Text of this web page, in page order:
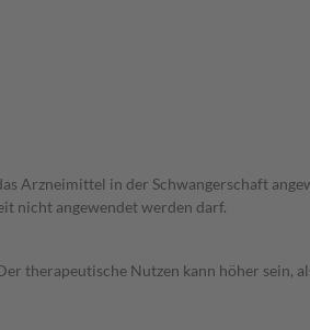
Arzneimittel in der Schwangerschaft
nicht angewendet werden darf.
therapeutische Nutzen kann höher sein,